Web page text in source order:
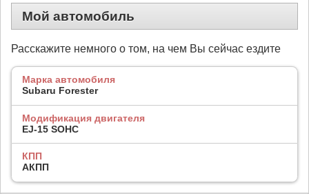
Мой автомобиль
Расскажите немного о том, на чем Вы сейчас ездите
Марка автомобиля
Subaru Forester
Модификация двигателя
EJ-15 SOHC
КПП
АКПП